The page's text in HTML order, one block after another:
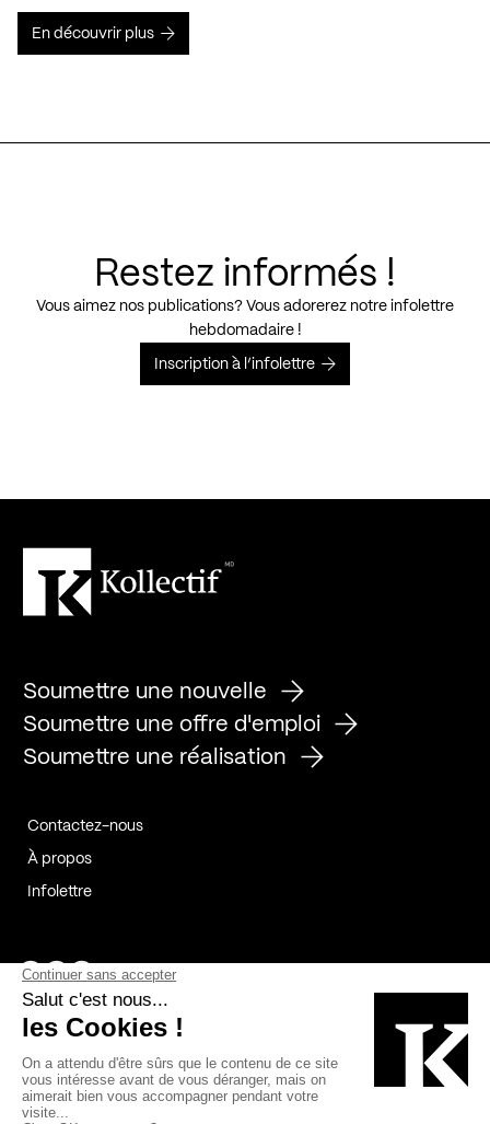
En découvrir plus
Restez informés !
Vous aimez nos publications? Vous adorerez notre infolettre
hebdomadaire !
Inscription à l’infolettre
Soumettre une nouvelle
Soumettre une offre d'emploi
Soumettre une réalisation
Contactez-nous
À propos
Infolettre
Page Facebook de Kollectif
Page Instagram de Kollectif
Page Linkedin de Kollectif